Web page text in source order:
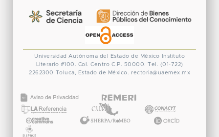
Universidad Autónoma del Estado de México
Instituto
Literario #100. Col. Centro C.P. 50000. Tel. (01-722)
2262300 Toluca, Estado de México. rectoria@uaemex.mx